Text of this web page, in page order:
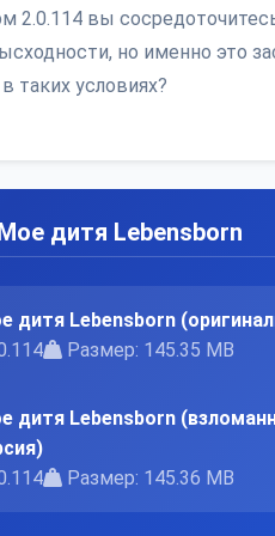
2.0.114 вы
но именно это
таких условиях?
дитя Lebensborn
дитя Lebensborn
Размер: 145.35 MB
дитя Lebensborn
Размер: 145.36 MB